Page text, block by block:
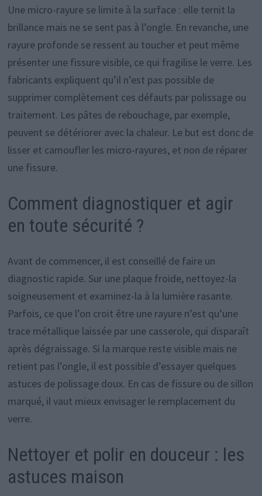
Une micro-rayure se limite à la surface : elle ternit la
brillance mais ne se sent pas à l’ongle. En revanche, une
rayure profonde se ressent au toucher et peut même
présenter une fissure visible, ce qui fragilise le verre. Les
fabricants expliquent qu’il n’est pas possible de
supprimer complètement ces défauts par polissage ou
traitement. Les pâtes de rebouchage, par exemple,
peuvent se détériorer avec la chaleur. Le but est donc de
lisser et camoufler les micro-rayures, et non de réparer
une fissure.
Comment diagnostiquer et agir
en toute sécurité ?
Avant de commencer, il est conseillé de faire un
diagnostic rapide. Sur une plaque froide, nettoyez-la
soigneusement et examinez-la à la lumière rasante.
Parfois, ce que l’on croit être une rayure n’est qu’une
trace métallique laissée par une casserole, qui disparaît
après dégraissage. Si la marque reste visible mais ne
retient pas l’ongle, il est possible d’essayer quelques
astuces de polissage doux. En cas de fissure ou de sillon
marqué, il vaut mieux envisager le remplacement du
verre.
Nettoyer et polir en douceur : les
astuces maison